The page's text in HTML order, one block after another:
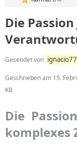
Die
Gesendet von
Geschrieben am 15.
KB
Die
komplexes